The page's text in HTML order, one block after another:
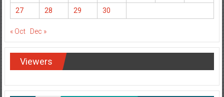
27
28 29 30
« Oct Dec »
Viewers